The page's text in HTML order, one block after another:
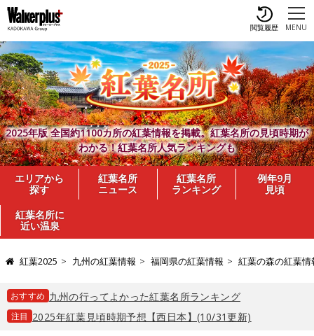
MENU
閲覧履歴
2025年版 全国約1100カ所の紅葉情報を掲載。紅葉名所の見頃時期が
わかる！紅葉名所人気ランキングも
エリアから
探す
紅葉名所
ニュース
紅葉名所
ランキング
例年9月
見頃
紅葉名所に
近い温泉
紅葉2025 九州の紅葉情報 福岡県の紅葉情報 紅葉の森の紅葉情
おすすめ 九州の行ってよかった紅葉名所ランキング
注目 2025年紅葉見頃時期予想【西日本】(10/31更新)